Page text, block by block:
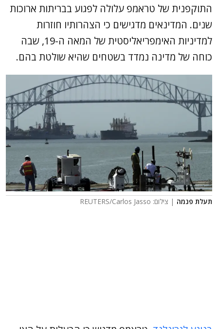
התוקפנית של טראמפ עלולה לפגוע בבריתות ארוכות
שנים. המדינאים מדגישים כי הצהרותיו חוזרות
למדיניות האימפריאליסטית של המאה ה-19, שבה
כוחה של מדינה נמדד בשטחים שהיא שולטת בהם.
תעלת פנמה | צילום: REUTERS/Carlos Jasso